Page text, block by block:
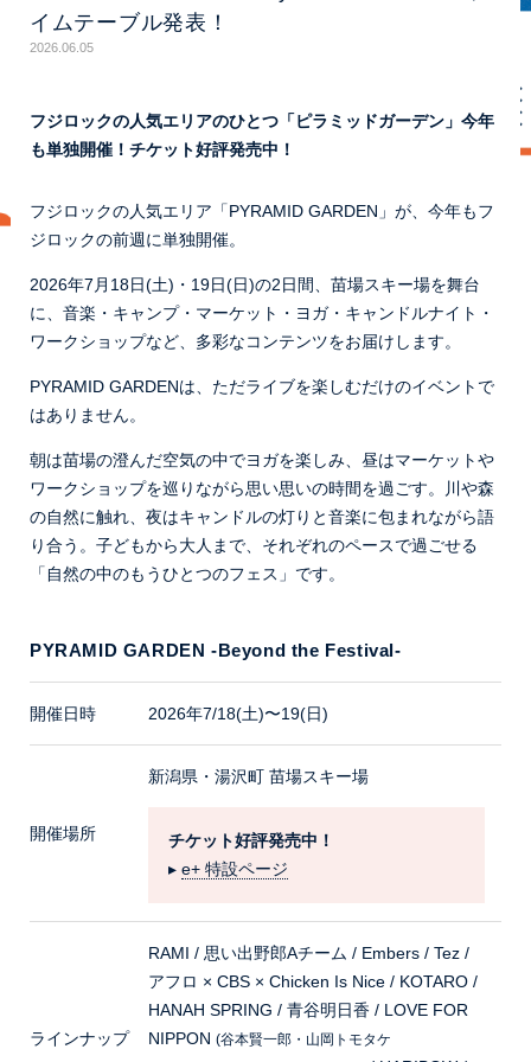
イムテーブル発表！
2026.06.05
フジロックの人気エリアのひとつ「ピラミッドガーデン」今年
も単独開催！チケット好評発売中！
フジロックの人気エリア「PYRAMID GARDEN」が、今年もフ
ジロックの前週に単独開催。
2026年7月18日(土)・19日(日)の2日間、苗場スキー場を舞台
に、音楽・キャンプ・マーケット・ヨガ・キャンドルナイト・
ワークショップなど、多彩なコンテンツをお届けします。
PYRAMID GARDENは、ただライブを楽しむだけのイベントで
はありません。
朝は苗場の澄んだ空気の中でヨガを楽しみ、昼はマーケットや
ワークショップを巡りながら思い思いの時間を過ごす。川や森
の自然に触れ、夜はキャンドルの灯りと音楽に包まれながら語
り合う。子どもから大人まで、それぞれのペースで過ごせる
「自然の中のもうひとつのフェス」です。
PYRAMID GARDEN -Beyond the Festival-
開催日時 2026年7/18(土)〜19(日)
開催場所
新潟県・湯沢町 苗場スキー場
チケット好評発売中！
▸ e+ 特設ページ
ラインナップ
RAMI / 思い出野郎Aチーム / Embers / Tez /
アフロ × CBS × Chicken Is Nice / KOTARO /
HANAH SPRING / 青谷明日香 / LOVE FOR
NIPPON (谷本賢一郎・山岡トモタケ